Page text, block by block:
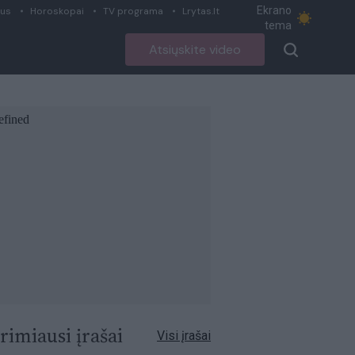
Horoskopai TV programa Lrytas.lt
Ekrano
tema
Atsiųskite video
įrašai Visi įrašai